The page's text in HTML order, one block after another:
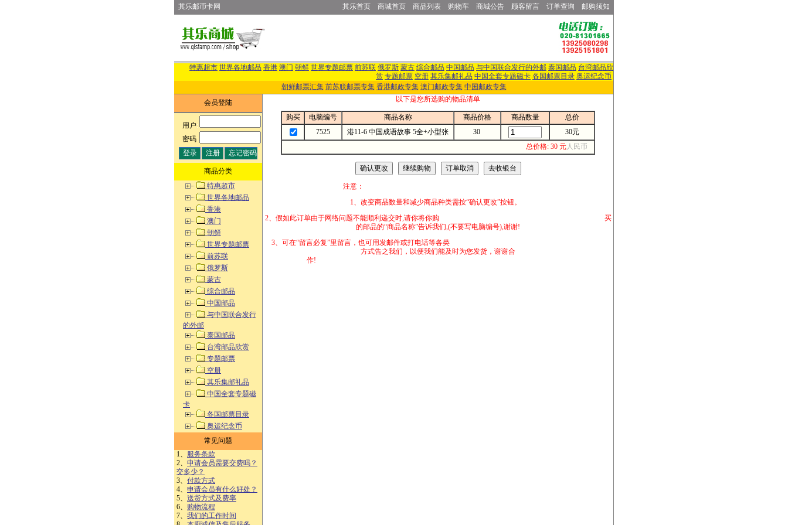
其乐邮币卡网 其乐首页 商城首页 商品列表 购物车 商城公告 顾客留言 订单查询 邮购须知
特惠超市 世界各地邮品 香港 澳门 朝鲜 世界专题邮票 前苏联 俄罗斯 蒙古 综合邮品 中国邮品 与中国联合发行的外邮 泰国邮品 台湾邮品欣
赏 专题邮票 空册 其乐集邮礼品 中国全套专题磁卡 各国邮票目录 奥运纪念币
朝鲜邮票汇集 前苏联邮票专集 香港邮政专集 澳门邮政专集 中国邮政专集
会员登陆
用户:
密码:
商品分类
特惠超市
世界各地邮品
香港
澳门
朝鲜
世界专题邮票
前苏联
俄罗斯
蒙古
综合邮品
中国邮品
与中国联合发行
的外邮
泰国邮品
台湾邮品欣赏
专题邮票
空册
其乐集邮礼品
中国全套专题磁
卡
各国邮票目录
奥运纪念币
常见问题
1、 服务条款
2、 申请会员需要交费吗？
交多少？
3、 付款方式
4、 申请会员有什么好处？
5、 送货方式及费率
6、 购物流程
7、 我们的工作时间
以下是您所选购的物品清单
购买 电脑编号 商品名称 商品价格 商品数量
总价
7525
港11-6 中国成语故事 5全+小型张 30
30元
总价格: 30 元人民币
注意：
1、改变商品数量和减少商品种类需按“确认更改”按钮。
2、假如此订单由于网络问题不能顺利递交时,请你将你购 买
的邮品的“商品名称”告诉我们,(不要写电脑编号),谢谢!
3、可在“留言必复”里留言，也可用发邮件或打电话等各类
方式告之我们，以便我们能及时为您发货，谢谢合
作!